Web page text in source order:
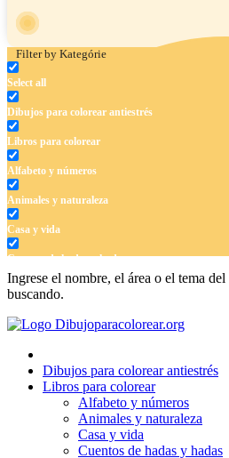
Filter by Kategórie
Select all
Dibujos para colorear antiestrés
Libros para colorear
Alfabeto y números
Animales y naturaleza
Casa y vida
Cuentos de hadas y hadas
Deporte
Dinosaurios
Flores
Frutas y vegetales
Ingrese el nombre, el área o el tema
buscando.
Dibujos para colorear antiestrés
Libros para colorear
Alfabeto y números
Animales y naturaleza
Casa y vida
Cuentos de hadas y hadas